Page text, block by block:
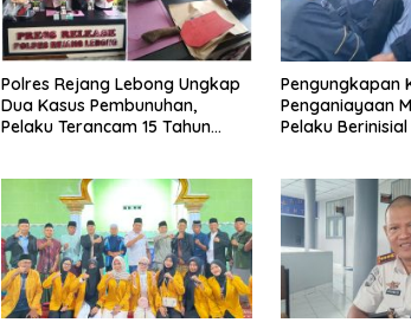
Polres Rejang Lebong Ungkap
Dua Kasus Pembunuhan,
Pelaku Terancam 15 Tahun
Pengungkapan
Penganiayaan
Pelaku